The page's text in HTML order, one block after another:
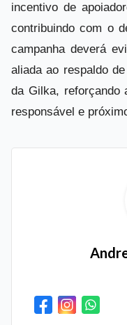
incentivo de
contribuindo com o
campanha deverá
aliada ao respaldo
da Gilka, reforçando
responsável e